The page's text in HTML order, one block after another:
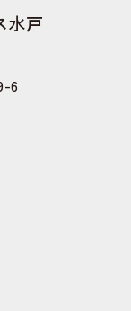
水戸
6